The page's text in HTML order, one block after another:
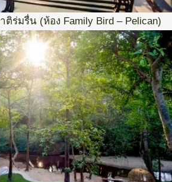
ติร่มรื่น (ห้อง Family Bird – Pelican)